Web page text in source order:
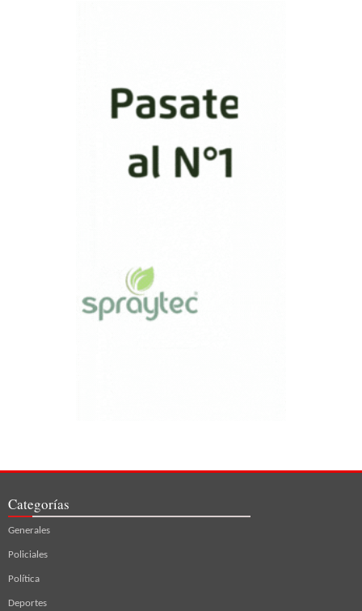
Categorías
Generales
Policiales
Política
Deportes